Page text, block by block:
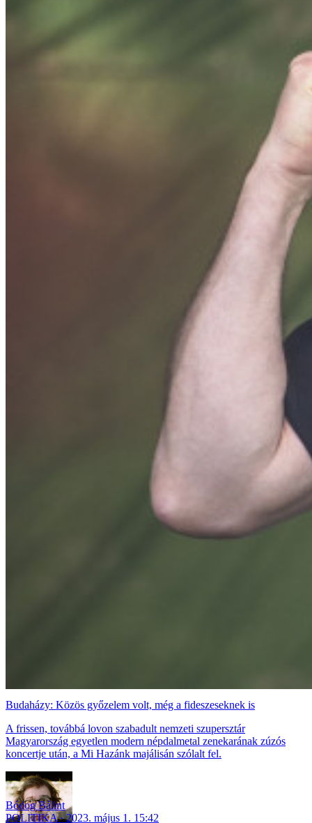
Budaházy: Közös győzelem volt, még a fideszeseknek is
A frissen, továbbá lovon szabadult nemzeti szupersztár
Magyarország egyetlen modern népdalmetal zenekarának zúzós
koncertje után, a Mi Hazánk majálisán szólalt fel.
Bódog Bálint
POLITIKA
2023. május 1. 15:42